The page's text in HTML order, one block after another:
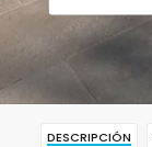
DESCRIPCIÓN